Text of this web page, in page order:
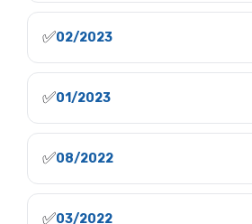
✅02/2023
✅01/2023
✅08/2022
✅03/2022